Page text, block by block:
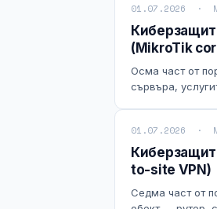
01.07.2026 ·
(MikroTik
Осма част от
сървъра,
01.07.2026 ·
to-site VPN)
Седма част от